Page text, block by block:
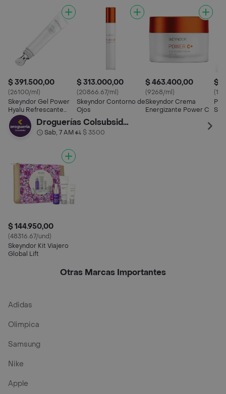
$ 391.500,00
(26100/ml)
Skeyndor Gel Power
Hyalu Refrescante
Contorno de Ojos y
Pestañas
$ 313.000,00
(20866.67/ml)
Skeyndor Contorno de
Ojos
$ 463.400,00
(9268/ml)
Skeyndor Crema
Energizante Power C
$
Droguerías Colsubsidio
Sab, 7 AM• $ 3500
$ 144.950,00
(48316.67/und)
Skeyndor Kit Viajero
Global Lift
Otras Marcas Importantes
Adidas
Olimpica
Samsung
Nike
Apple